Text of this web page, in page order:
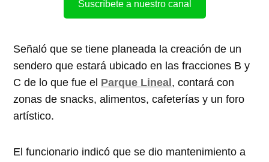
Suscríbete a nuestro canal
Señaló que se tiene planeada la creación de un
sendero que estará ubicado en las fracciones B y
C de lo que fue el Parque Lineal , contará con
zonas de snacks, alimentos, cafeterías y un foro
artístico.
El funcionario indicó que se dio mantenimiento a